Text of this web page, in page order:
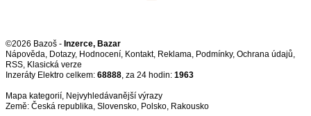
©2026 Bazoš - Inzerce, Bazar
Nápověda, Dotazy, Hodnocení, Kontakt, Reklama, Podmínky, Ochrana údajů,
RSS,
Inzeráty Elektro celkem: 68888, za 24 hodin: 1963
Mapa kategorií, Nejvyhledávanější výrazy
Země: Česká republika, Slovensko, Polsko, Rakousko